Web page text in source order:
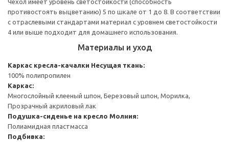
противостоять выцветанию) 5 по шкале от 1 до 8. В соответствии
с отраслевыми стандартами материал с уровнем светостойкости
4 или выше подходит для домашнего использования.
Материалы и уход
Каркас кресла-качалки Несущая ткань:
100% полипропилен
Каркас:
Многослойный клееный шпон, Березовый шпон, Морилка,
Прозрачный акриловый лак
Подушка-сиденье на кресло Молния:
Полиамидная пластмасса
Подбивка: